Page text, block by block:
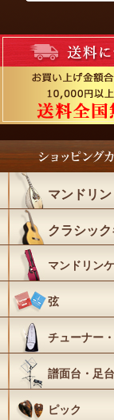
マンドリン
クラシッ
マンドリン
弦
チューナー
譜面台・足
ピック